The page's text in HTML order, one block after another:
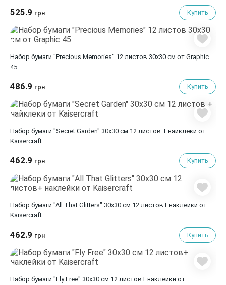
525.9 грн Купить
Набор бумаги "Precious Memories" 12 листов 30х30 см от Graphic
45
486.9 грн Купить
Набор бумаги "Secret Garden" 30х30 см 12 листов + найклеки от
Kaisercraft
462.9 грн Купить
Набор бумаги "All That Glitters" 30х30 см 12 листов+ наклейки от
Kaisercraft
462.9 грн Купить
Набор бумаги "Fly Free" 30х30 см 12 листов+ наклейки от